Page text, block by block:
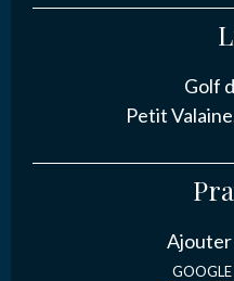
Golf
Petit
Ajouter
GOOGLE
J’autorise
ENVOYER MA